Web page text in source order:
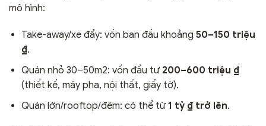
mô hình:
Take-away/xe đẩy: vốn ban đầu khoảng 50–150 triệu
₫.
Quán nhỏ 30–50m2: vốn đầu tư 200–600 triệu ₫
(thiết kế, máy pha, nội thất, giấy tờ).
Quán lớn/rooftop/đêm: có thể từ 1 tỷ ₫ trở lên.